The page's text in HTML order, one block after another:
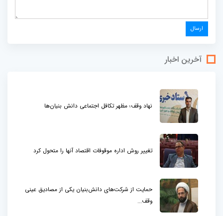
آخرین اخبار
نهاد وقف؛ مظهر تکافل اجتماعی دانش بنیان‌ها
تغییر روش اداره موقوفات اقتصاد آنها را متحول کرد
حمایت از شرکت‌های دانش‌بنیان یکی از مصادیق عینی
وقف...